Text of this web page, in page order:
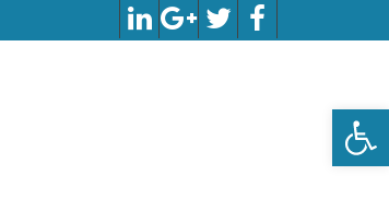
פתח סרגל נגישות
Facebook
Twitter
Google+
LinkedIn